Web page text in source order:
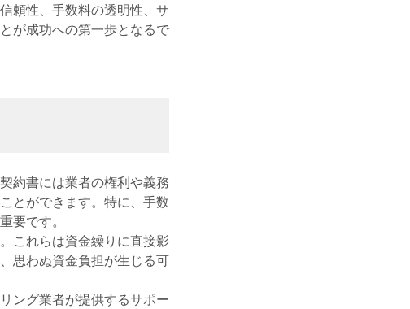
頼性、手数料の透明性、サ
が成功への第一歩となるで
約書には業者の権利や義務
とができます。特に、手数
要です。
これらは資金繰りに直接影
思わぬ資金負担が生じる可
ング業者が提供するサポー